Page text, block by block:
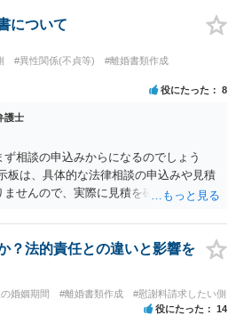
について
#異性関係(不貞等)
#離婚書類作成
役にたった 8
護士
相談の申込みからになるのでしょう
板は、具体的な法律相談の申込みや見積
せんので、実際に見積を確認されたい
ります。
？法的責任との違いと影響を
婚姻期間 #離婚書類作成 #慰謝料請求したい側
役にたった 14